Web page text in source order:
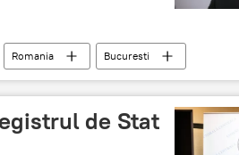
Romania Bucuresti
de Stat